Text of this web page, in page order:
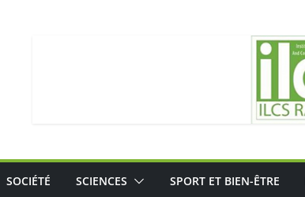
SOCIÉTÉ SCIENCES SPORT ET BIEN-ÊTRE